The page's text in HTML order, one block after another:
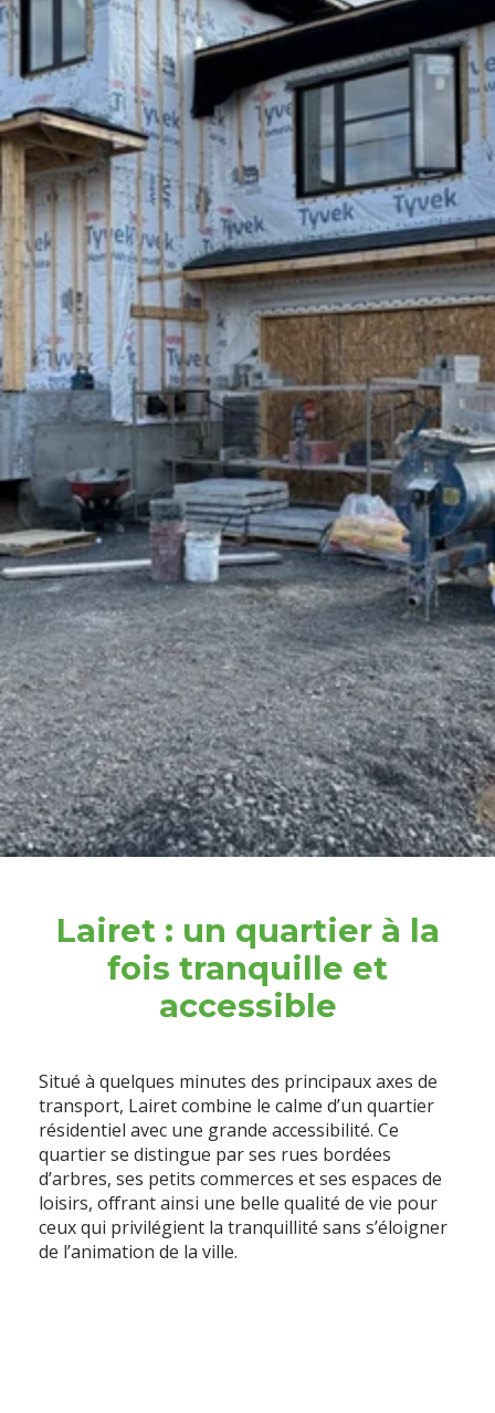
Lairet : un quartier à la
fois tranquille et
accessible
Situé à quelques minutes des principaux axes de
transport, Lairet combine le calme d’un quartier
résidentiel avec une grande accessibilité. Ce
quartier se distingue par ses rues bordées
d’arbres, ses petits commerces et ses espaces de
loisirs, offrant ainsi une belle qualité de vie pour
ceux qui privilégient la tranquillité sans s’éloigner
de l’animation de la ville.